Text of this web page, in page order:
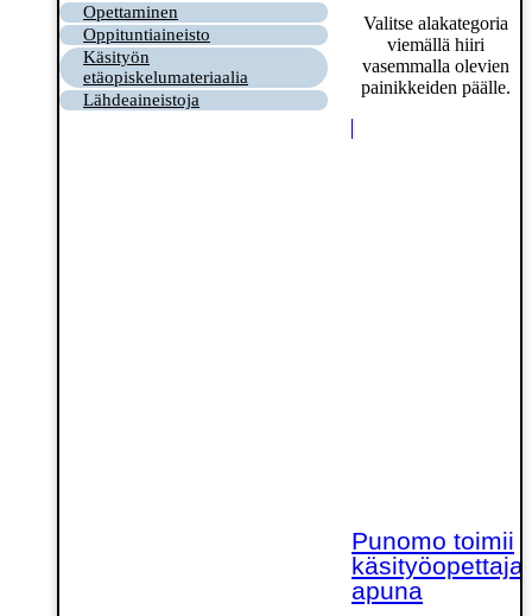
Opettaminen
Oppituntiaineisto
Käsityön
etäopiskelumateriaalia
Lähdeaineistoja
Valitse alakategoria
viemällä hiiri
vasemmalla olevien
painikkeiden päälle.
Punomo toimii
apuna